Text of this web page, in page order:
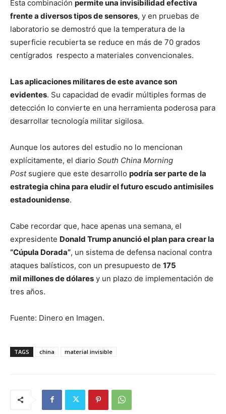
Esta combinación permite una invisibilidad efectiva
frente a diversos tipos de sensores, y en pruebas de
laboratorio se demostró que la temperatura de la
superficie recubierta se reduce en más de 70 grados
centígrados respecto a materiales convencionales.
Las aplicaciones militares de este avance son
evidentes. Su capacidad de evadir múltiples formas de
detección lo convierte en una herramienta poderosa para
desarrollar tecnología militar sigilosa.
Aunque los autores del estudio no lo mencionan
explícitamente, el diario South China Morning
Postsugiere que este desarrollo podría ser parte de la
estrategia china para eludir el futuro escudo antimisiles
estadounidense.
Cabe recordar que, hace apenas una semana, el
expresidente Donald Trump anunció el plan para crear la
“Cúpula Dorada”, un sistema de defensa nacional contra
ataques balísticos, con un presupuesto de 175
mil millones de dólares y un plazo de implementación de
tres años.
Fuente: Dinero en Imagen.
TAGS china material invisible